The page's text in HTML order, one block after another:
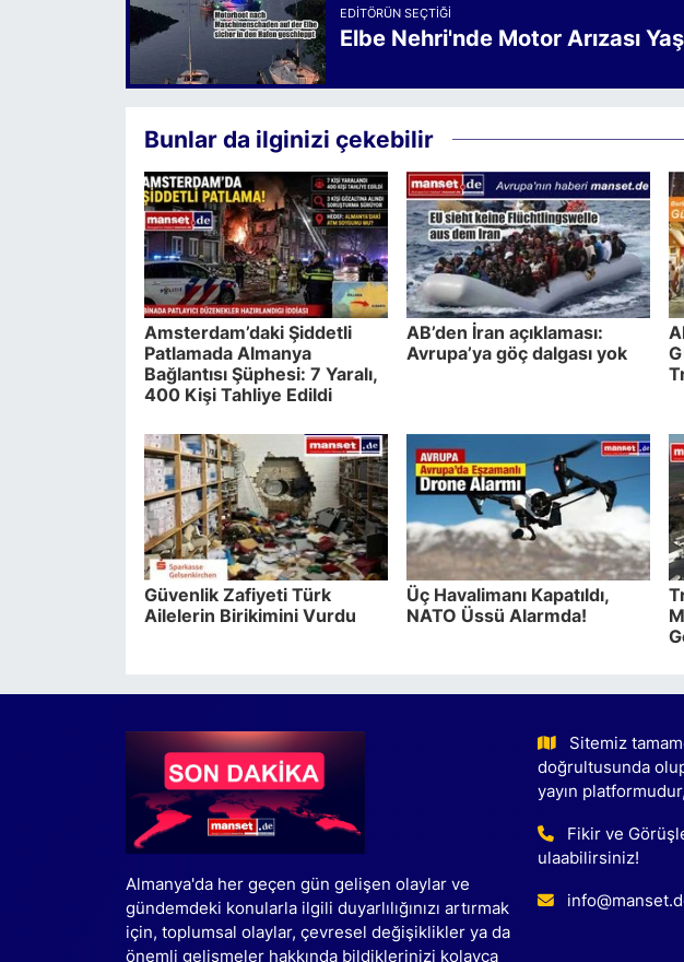
EDITÖRÜN SEÇTIĞI
Elbe Nehri'nde Motor Arızası
Bunlar da ilginizi çekebilir
Amsterdam’daki Şiddetli
Patlamada Almanya
Bağlantısı Şüphesi: 7 Yaralı,
400 Kişi Tahliye Edildi
AB’den İran açıklaması:
Avrupa’ya göç dalgası yok
Güvenlik Zafiyeti Türk
Ailelerin Birikimini Vurdu
Üç Havalimanı Kapatıldı,
NATO Üssü Alarmda!
Almanya'da her geçen gün gelişen olaylar ve
gündemdeki konularla ilgili duyarlılığınızı artırmak
için, toplumsal olaylar, çevresel değişiklikler ya da
önemli gelişmeler hakkında bildiklerinizi kolayca
Sitemiz
doğrultusunda
yayın
Fikir ve
ulaabilirsiniz!